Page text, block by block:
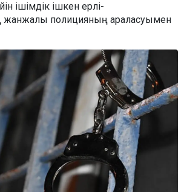
ішімдік ішкен ерлі-
полицияның араласуымен